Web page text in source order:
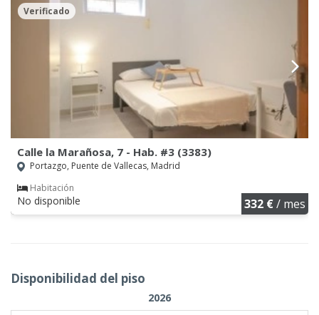
Verificado
Calle la Marañosa, 7 - Hab. #3 (3383)
Portazgo, Puente de Vallecas, Madrid
Habitación
No disponible 332 €/ mes
Disponibilidad del piso
2026